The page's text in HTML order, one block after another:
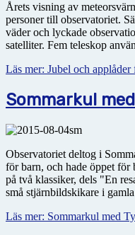
Årets visning av
personer till observatoriet.
väder och lyckade
satelliter. Fem teleskop
Läs mer: Jubel och applåder
Sommarkul
Observatoriet deltog i
för barn, och hade öppet för
på två klassiker, dels "En
små stjärnbildskikare i
Läs mer: Sommarkul med